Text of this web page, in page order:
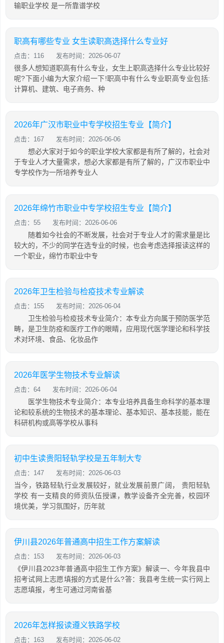
输职业学校 是一所靠谱学校
职高有哪些专业 女生读职高选择什么专业好
点击：116 发布时间：2026-06-07
很多人想知道职高有什么专业，女生上职高选择什么专业比较好
呢?下面小编为大家介绍一下!职高中有什么专业职高专业包括:
计算机、建筑、电子商务、种
2026年广汉市职业中专学校招生专业【简介】
点击：167 发布时间：2026-06-06
想必大家对于如今的职业学校大家都是有所了解的，社会对
于专业人才大量需求，想必大家都是有所了解的，广汉市职业中
专学校作为一所培养专业人
2026年绵竹市职业中专学校招生专业【简介】
点击：55 发布时间：2026-06-06
随着如今社会的不断发展，社会对于专业人才的需求量是比
较大的，不少的同学在选专业的时候，也会考虑选择报读这样的
一个职业，绵竹市职业中专
2026年卫生检验与检疫技术专业解读
点击：155 发布时间：2026-06-04
卫生检验与检疫技术专业简介：本专业方向属于预防医学范
畴，是卫生防疫和医疗工作的眼睛，应用现代医学理论和科学技
术对环境、食品、化妆品作
2026年医学生物技术专业解读
点击：64 发布时间：2026-06-04
医学生物技术专业简介：本专业培养具备生命科学的基本理
论和较系统的生物技术的基本理论、基本知识、基本技能，能在
科研机构或高等学校从事科
初中生读贵阳轻轨学校是五年制大专
点击：147 发布时间：2026-06-03
当今，铁路轻轨行业发展较好，就业发展前景广阔， 贵阳轻轨
学校 有一支精良的师资队伍授课，教学设备齐全完善，校园环
境优美，学习氛围好，历年就
伊川县2026年普通高中招生工作方案解读
点击：153 发布时间：2026-06-03
《伊川县2023年普通高中招生工作方案》解读一、今年我县中
招考试网上志愿填报的方式是什么?答：我县考生统一实行网上
志愿填报，考生可通过河南省基
2026年怎样报读遵义铁路学校
点击：163 发布时间：2026-06-02